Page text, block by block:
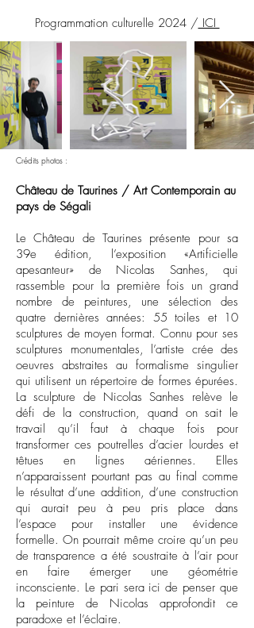
Programmation culturelle 2024 / ICI
Crédits photos :
Château de Taurines / Art Contemporain au
pays de Ségali
Le Château de Taurines présente pour sa
39e édition, l’exposition «Artificielle
apesanteur» de Nicolas Sanhes, qui
rassemble pour la première fois un grand
nombre de peintures, une sélection des
quatre dernières années: 55 toiles et 10
sculptures de moyen format. Connu pour ses
sculptures monumentales, l’artiste crée des
oeuvres abstraites au formalisme singulier
qui utilisent un répertoire de formes épurées.
La sculpture de Nicolas Sanhes relève le
défi de la construction, quand on sait le
travail qu’il faut à chaque fois pour
transformer ces poutrelles d’acier lourdes et
têtues en lignes aériennes. Elles
n’apparaissent pourtant pas au final comme
le résultat d’une addition, d’une construction
qui aurait peu à peu pris place dans
l’espace pour installer une évidence
formelle. On pourrait même croire qu’un peu
de transparence a été soustraite à l’air pour
en faire émerger une géométrie
inconsciente. Le pari sera ici de penser que
la peinture de Nicolas approfondit ce
paradoxe et l’éclaire.